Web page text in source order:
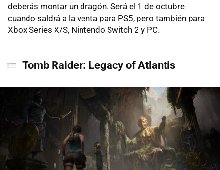
deberás montar un dragón. Será el 1 de octubre
cuando saldrá a la venta para PS5, pero también para
Xbox Series X/S, Nintendo Switch 2 y PC.
Tomb Raider: Legacy of Atlantis